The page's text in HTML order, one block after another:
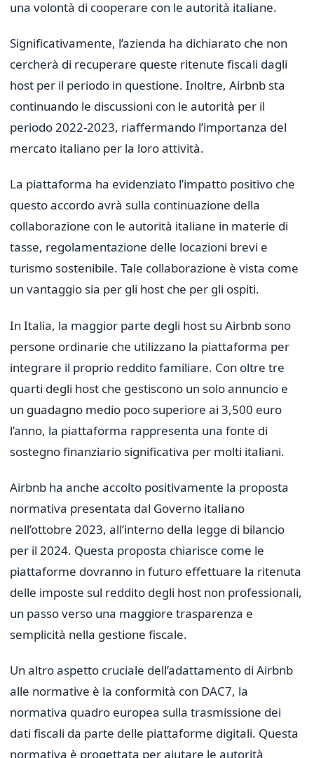
una volontà di cooperare con le autorità italiane.
Significativamente, l’azienda ha dichiarato che non
cercherà di recuperare queste ritenute fiscali dagli
host per il periodo in questione. Inoltre, Airbnb sta
continuando le discussioni con le autorità per il
periodo 2022-2023, riaffermando l’importanza del
mercato italiano per la loro attività.
La piattaforma ha evidenziato l’impatto positivo che
questo accordo avrà sulla continuazione della
collaborazione con le autorità italiane in materie di
tasse, regolamentazione delle locazioni brevi e
turismo sostenibile. Tale collaborazione è vista come
un vantaggio sia per gli host che per gli ospiti.
In Italia, la maggior parte degli host su Airbnb sono
persone ordinarie che utilizzano la piattaforma per
integrare il proprio reddito familiare. Con oltre tre
quarti degli host che gestiscono un solo annuncio e
un guadagno medio poco superiore ai 3,500 euro
l’anno, la piattaforma rappresenta una fonte di
sostegno finanziario significativa per molti italiani.
Airbnb ha anche accolto positivamente la proposta
normativa presentata dal Governo italiano
nell’ottobre 2023, all’interno della legge di bilancio
per il 2024. Questa proposta chiarisce come le
piattaforme dovranno in futuro effettuare la ritenuta
delle imposte sul reddito degli host non professionali,
un passo verso una maggiore trasparenza e
semplicità nella gestione fiscale.
Un altro aspetto cruciale dell’adattamento di Airbnb
alle normative è la conformità con DAC7, la
normativa quadro europea sulla trasmissione dei
dati fiscali da parte delle piattaforme digitali. Questa
normativa è progettata per aiutare le autorità